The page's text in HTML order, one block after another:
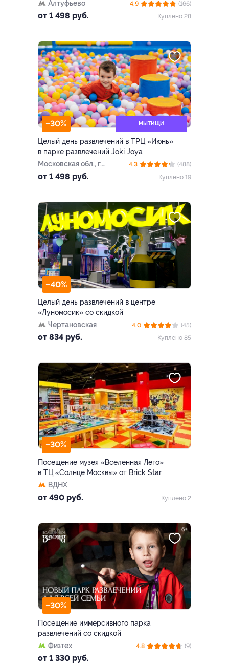
Алтуфьево
от 1 498 руб.
4.9
(166)
Куплено 28
–30% МЫТИЩИ
Целый день развлечений в ТРЦ «Июнь»
в парке развлечений Joki Joya
Московская обл., г.
Мытищи, ул. Мира, д. 51
от 1 498 руб.
4.3
(488)
Куплено 19
–40%
Целый день развлечений в центре
«Луномосик» со скидкой
Чертановская
от 834 руб.
4.0
(45)
Куплено 85
–30%
Посещение музея «Вселенная Лего»
в ТЦ «Солнце Москвы» от Brick Star
ВДНХ
от 490 руб. Куплено 2
–30%
Посещение иммерсивного парка
развлечений со скидкой
Физтех
от 1 330 руб.
4.8 (9)